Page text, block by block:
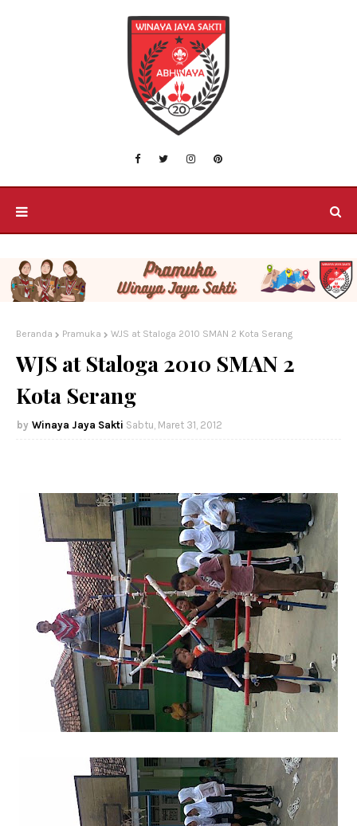
Beranda Pramuka WJS at Staloga 2010 SMAN 2 Kota Serang
WJS at Staloga 2010 SMAN 2
Kota Serang
Winaya Jaya Sakti Sabtu, Maret 31, 2012